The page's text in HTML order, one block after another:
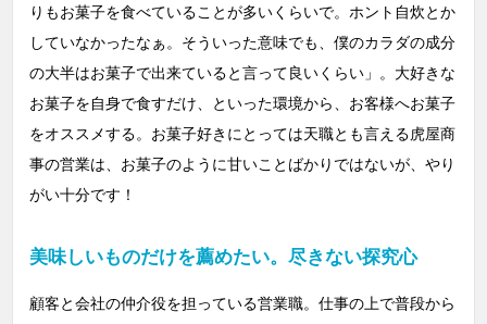
りもお菓子を食べていることが多いくらいで。ホント自炊とか
していなかったなぁ。そういった意味でも、僕のカラダの成分
の大半はお菓子で出来ていると言って良いくらい」。大好きな
お菓子を自身で食すだけ、といった環境から、お客様へお菓子
をオススメする。お菓子好きにとっては天職とも言える虎屋商
事の営業は、お菓子のように甘いことばかりではないが、やり
がい十分です！
美味しいものだけを薦めたい。尽きない探究心
顧客と会社の仲介役を担っている営業職。仕事の上で普段から